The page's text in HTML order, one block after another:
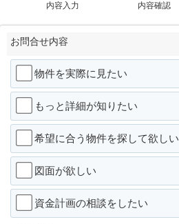
内容入力
内容確認
お問合せ内容
物件を実際に見たい
もっと詳細が知りたい
希望に合う物件を探して欲しい
図面が欲しい
資金計画の相談をしたい